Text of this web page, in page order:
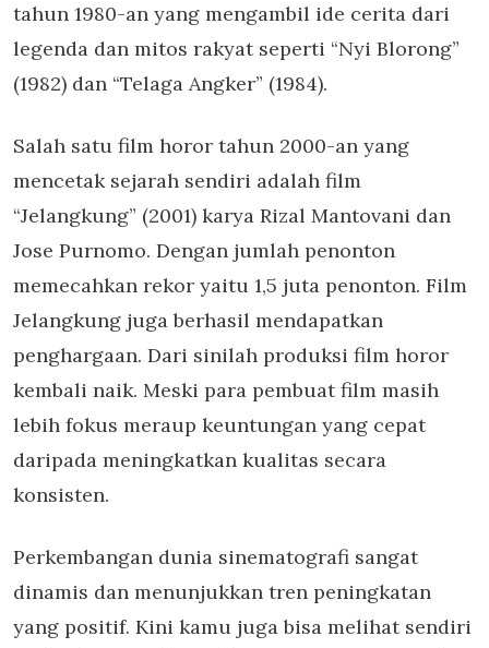
tahun 1980-an yang mengambil ide cerita dari
legenda dan mitos rakyat seperti “Nyi Blorong”
(1982) dan “Telaga Angker” (1984).
Salah satu film horor tahun 2000-an yang
mencetak sejarah sendiri adalah film
“Jelangkung” (2001) karya Rizal Mantovani dan
Jose Purnomo. Dengan jumlah penonton
memecahkan rekor yaitu 1,5 juta penonton. Film
Jelangkung juga berhasil mendapatkan
penghargaan. Dari sinilah produksi film horor
kembali naik. Meski para pembuat film masih
lebih fokus meraup keuntungan yang cepat
daripada meningkatkan kualitas secara
konsisten.
Perkembangan dunia sinematografi sangat
dinamis dan menunjukkan tren peningkatan
yang positif. Kini kamu juga bisa melihat sendiri